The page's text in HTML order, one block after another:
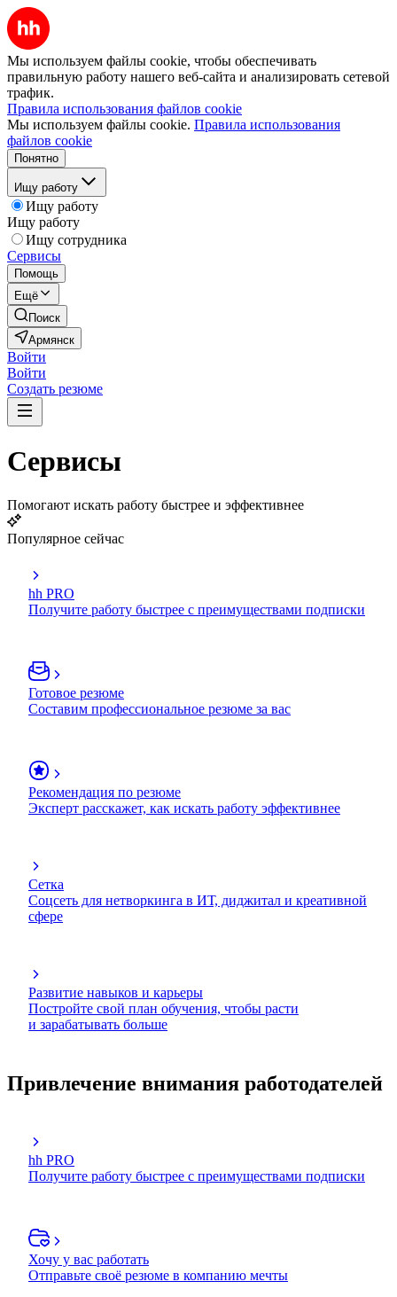
Мы используем файлы cookie, чтобы обеспечивать
правильную работу нашего веб-сайта и анализировать сетевой
трафик.
Правила использования файлов cookie
Мы используем файлы cookie. Правила использования
файлов cookie
Понятно
Ищу работу
Ищу работу
Ищу работу
Ищу сотрудника
Сервисы
Помощь
Ещё
Поиск
Армянск
Войти
Войти
Создать резюме
Сервисы
Помогают искать работу быстрее и эффективнее
Популярное сейчас
hh PRO
Получите работу быстрее с преимуществами подписки
Готовое резюме
Составим профессиональное резюме за вас
Рекомендация по резюме
Эксперт расскажет, как искать работу эффективнее
Сетка
Соцсеть для нетворкинга в ИТ, диджитал и креативной
сфере
Развитие навыков и карьеры
Постройте свой план обучения, чтобы расти
и зарабатывать больше
Привлечение внимания работодателей
hh PRO
Получите работу быстрее с преимуществами подписки
Хочу у вас работать
Отправьте своё резюме в компанию мечты